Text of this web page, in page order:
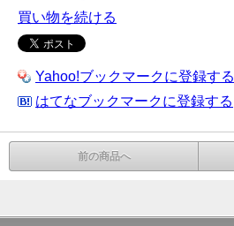
買い物を続ける
Yahoo!ブックマークに登録する
はてなブックマークに登録する
前の商品へ